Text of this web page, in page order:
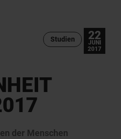
Studien
der Menschen
22
JUNI
2017